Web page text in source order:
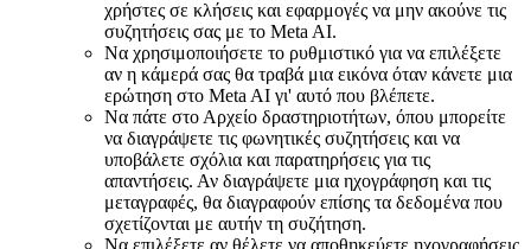
χρήστες σε κλήσεις και εφαρμογές να μην ακούνε τις
συζητήσεις σας με το Meta AI.
Να χρησιμοποιήσετε το ρυθμιστικό για να επιλέξετε
αν η κάμερά σας θα τραβά μια εικόνα όταν κάνετε μια
ερώτηση στο Meta AI γι' αυτό που βλέπετε.
Να πάτε στο Αρχείο δραστηριοτήτων, όπου μπορείτε
να διαγράψετε τις φωνητικές συζητήσεις και να
υποβάλετε σχόλια και παρατηρήσεις για τις
απαντήσεις. Αν διαγράψετε μια ηχογράφηση και τις
μεταγραφές, θα διαγραφούν επίσης τα δεδομένα που
σχετίζονται με αυτήν τη συζήτηση.